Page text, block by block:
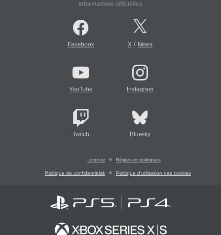
Informations officielles
Facebook X/ News
YouTube Instagram
Twitch Bluesky
Licence Règles et politiques
Politique de confidentialité Politique d'utilisation des cookies